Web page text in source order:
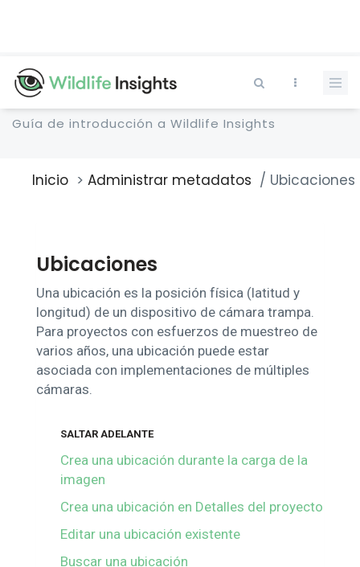
principal
Guía de introducción a Wildlife Insights
Sobrescribir
navegación
Inicio Administrar metadatos Ubicaciones
Ubicaciones
Una ubicación es la posición física (latitud y
longitud) de un dispositivo de cámara trampa.
Para proyectos con esfuerzos de muestreo de
varios años, una ubicación puede estar
asociada con implementaciones de múltiples
cámaras.
SALTAR ADELANTE
Crea una ubicación durante la carga de la
imagen
Crea una ubicación en Detalles del proyecto
Editar una ubicación existente
Buscar una ubicación